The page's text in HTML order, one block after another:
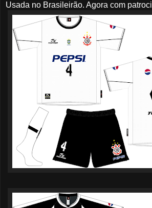
Usada no Brasileirão. Agora com